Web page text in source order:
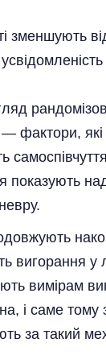
зменшують
фактори, які
показують
вигорання
і саме
за такий